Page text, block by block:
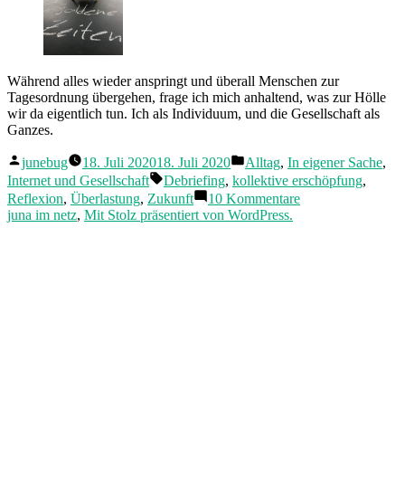
Während alles wieder anspringt und überall Menschen zur
Tagesordnung übergehen, frage ich mich anhaltend, was zur Hölle
wir da eigentlich tun. Ich als Individuum, und die Gesellschaft als
Ganzes.
Veröffentlicht
von
junebug 18. Juli 202018. Juli 2020
Veröffentlicht
in
Alltag, In eigener Sache,
Internet und Gesellschaft
Schlagwörter:
Debriefing, kollektive erschöpfung,
Reflexion, Überlastung, Zukunft 10 Kommentarezu
juna im netz, Mit Stolz präsentiert von WordPress.